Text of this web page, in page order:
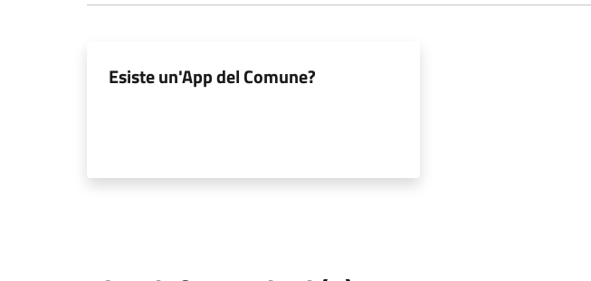
Esiste un'App del Comune?